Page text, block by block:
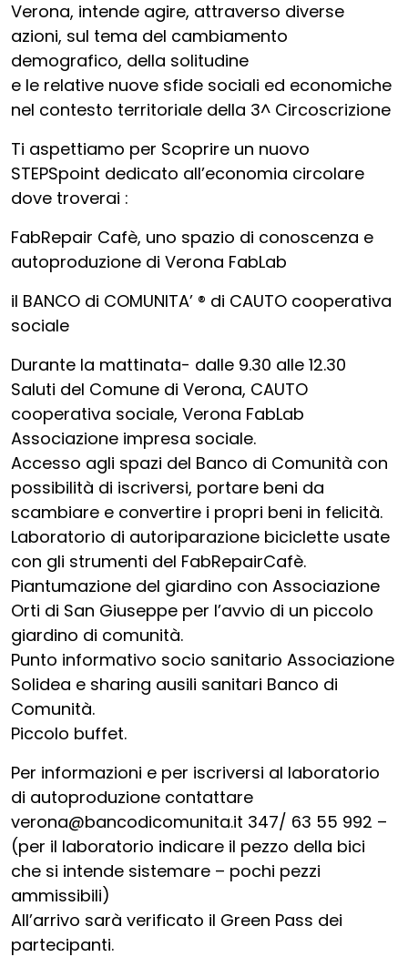
Verona, intende agire, attraverso diverse
azioni, sul tema del cambiamento
demografico, della solitudine
e le relative nuove sfide sociali ed economiche
nel contesto territoriale della 3^ Circoscrizione
Ti aspettiamo per Scoprire un nuovo
STEPSpoint dedicato all’economia circolare
dove troverai :
FabRepair Cafè, uno spazio di conoscenza e
autoproduzione di Verona FabLab
il BANCO di COMUNITA’ ® di CAUTO cooperativa
sociale
Durante la mattinata- dalle 9.30 alle 12.30
Saluti del Comune di Verona, CAUTO
cooperativa sociale, Verona FabLab
Associazione impresa sociale.
Accesso agli spazi del Banco di Comunità con
possibilità di iscriversi, portare beni da
scambiare e convertire i propri beni in felicità.
Laboratorio di autoriparazione biciclette usate
con gli strumenti del FabRepairCafè.
Piantumazione del giardino con Associazione
Orti di San Giuseppe per l’avvio di un piccolo
giardino di comunità.
Punto informativo socio sanitario Associazione
Solidea e sharing ausili sanitari Banco di
Comunità.
Piccolo buffet.
Per informazioni e per iscriversi al laboratorio
di autoproduzione contattare
verona@bancodicomunita.it 347/ 63 55 992 –
(per il laboratorio indicare il pezzo della bici
che si intende sistemare – pochi pezzi
ammissibili)
All’arrivo sarà verificato il Green Pass dei
partecipanti.